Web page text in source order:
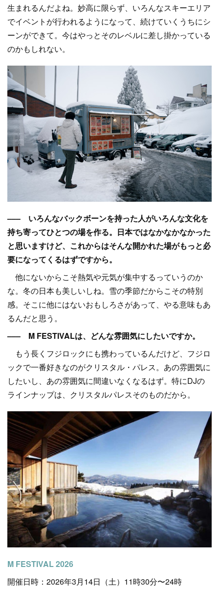
生まれるんだよね。妙高に限らず、いろんなスキーエリア
でイベントが行われるようになって、続けていくうちにシ
ーンができて。今はやっとそのレベルに差し掛かっている
のかもしれない。
––– いろんなバックボーンを持った人がいろんな文化を
持ち寄ってひとつの場を作る。日本ではなかなかなかった
と思いますけど、これからはそんな開かれた場がもっと必
要になってくるはずですから。
他にないからこそ熱気や元気が集中するっていうのか
な。冬の日本も美しいしね。雪の季節だからこその特別
感。そこに他にはないおもしろさがあって、やる意味もあ
るんだと思う。
––– M FESTIVALは、どんな雰囲気にしたいですか。
もう長くフジロックにも携わっているんだけど、フジロ
ックで一番好きなのがクリスタル・パレス。あの雰囲気に
したいし、あの雰囲気に間違いなくなるはず。特にDJの
ラインナップは、クリスタルパレスそのものだから。
M FESTIVAL 2026
開催日時：2026年3月14日（土）11時30分〜24時